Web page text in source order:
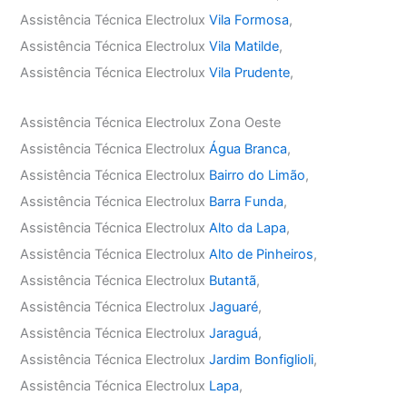
Assistência Técnica ElectroluxVila Formosa,
Assistência Técnica ElectroluxVila Matilde,
Assistência Técnica ElectroluxVila Prudente,
Assistência Técnica Electrolux Zona Oeste
Assistência Técnica ElectroluxÁgua Branca,
Assistência Técnica Electrolux Bairro do Limão,
Assistência Técnica Electrolux Barra Funda,
Assistência Técnica ElectroluxAlto da Lapa,
Assistência Técnica ElectroluxAlto de Pinheiros,
Assistência Técnica Electrolux Butantã,
Assistência Técnica ElectroluxJaguaré,
Assistência Técnica ElectroluxJaraguá,
Assistência Técnica ElectroluxJardim Bonfiglioli,
Assistência Técnica Electrolux Lapa,